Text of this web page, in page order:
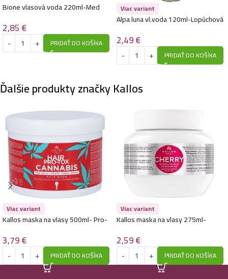
Bione vlasová voda 220ml-Med
2,85€
PRIDAŤ DO KOŠÍKA
Viac variant
Alpa luna vl.voda 120ml-Lopúchová
2,49€
PRIDAŤ DO KOŠÍKA
Ďalšie produkty značky Kallos
Viac variant
Kallos maska na vlasy 500ml- Pro-
3,79€
PRIDAŤ DO KOŠÍKA
Viac variant
Kallos maska na vlasy 275ml-
2,59€
PRIDAŤ DO KOŠÍKA